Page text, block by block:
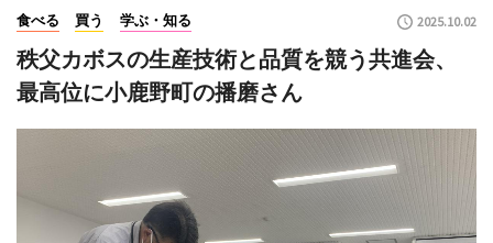
食べる 買う 学ぶ・知る 2025.10.02
秩父カボスの生産技術と品質を競う共進会、
最高位に小鹿野町の播磨さん